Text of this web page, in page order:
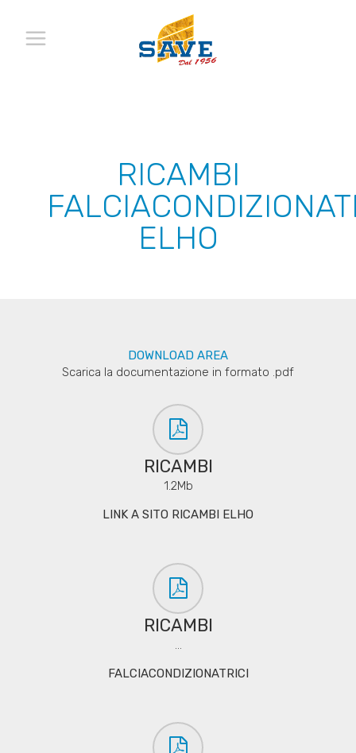
RICAMBI
ELHO
DOWNLOAD AREA
Scarica la documentazione in formato .pdf
RICAMBI
1.2Mb
LINK A SITO RICAMBI ELHO
RICAMBI
...
FALCIACONDIZIONATRICI